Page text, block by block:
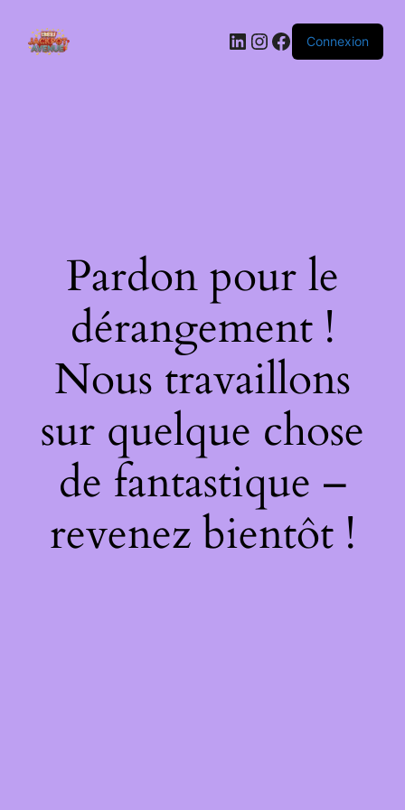
LinkedIn
Instagram
Facebook
Connexion
Pardon pour le
dérangement !
Nous travaillons
sur quelque chose
de fantastique –
revenez bientôt !